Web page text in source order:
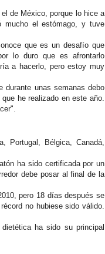
de México, porque lo hice a
mucho el estómago, y tuve
que es un desafío que
lo duro que es afrontarlo
a hacerlo, pero estoy muy
durante unas semanas debo
he realizado en este año.
Portugal, Bélgica, Canadá,
ha sido certificada por un
debe posar al final de la
pero 18 días después se
no hubiese sido válido.
ha sido su principal